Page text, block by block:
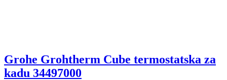
Grohe Grohtherm Cube termostatska za
kadu 34497000